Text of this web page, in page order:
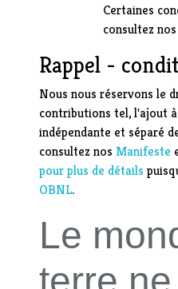
Certaines
consultez nos
Rappel -
Nous nous réservons le
contributions tel, l'ajout
indépendante et séparé
consultez nos Manifeste
pour plus de détails
OBNL.
Le